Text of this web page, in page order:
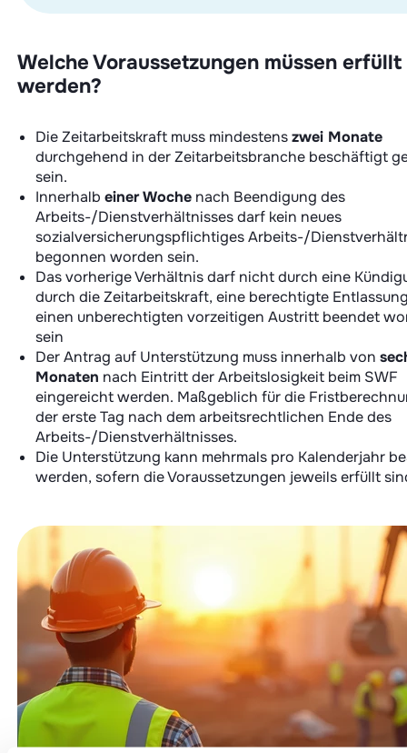
Welche Voraussetzungen müssen erfüllt
werden?
Die Zeitarbeitskraft muss mindestenszwei Monate
durchgehend in der Zeitarbeitsbranche beschäftigt
sein.
Innerhalb einer Wochenach Beendigung des
Arbeits-/Dienstverhältnisses darf kein neues
sozialversicherungspflichtiges Arbeits-/
begonnen worden sein.
Das vorherige Verhältnis darf nicht durch eine
durch die Zeitarbeitskraft, eine berechtigte
einen unberechtigten vorzeitigen Austritt beendet
sein
Der Antrag auf Unterstützung muss innerhalb von
Monaten nach Eintritt der Arbeitslosigkeit beim SWF
eingereicht werden. Maßgeblich für die
der erste Tag nach dem arbeitsrechtlichen Ende des
Arbeits-/Dienstverhältnisses.
Die Unterstützung kann mehrmals pro Kalenderjahr
werden, sofern die Voraussetzungen jeweils erfüllt